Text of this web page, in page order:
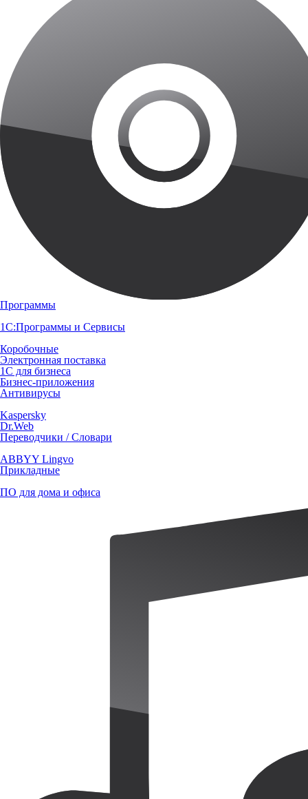
Программы
1С:Программы и Сервисы
Коробочные
Электронная поставка
1С для бизнеса
Бизнес-приложения
Антивирусы
Kaspersky
Dr.Web
Переводчики / Словари
ABBYY Lingvo
Прикладные
ПО для дома и офиса